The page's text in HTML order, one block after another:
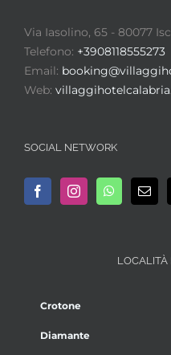
Via Iasolino, 65 - 80077
Telefono: +3908118555273
Email:
Web:
SOCIAL NETWORK
LOCALITÀ
Crotone
Diamante